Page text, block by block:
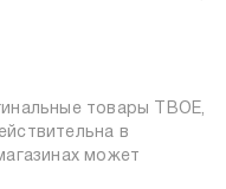
40% цинковый
товары ТВОЕ,
в
может